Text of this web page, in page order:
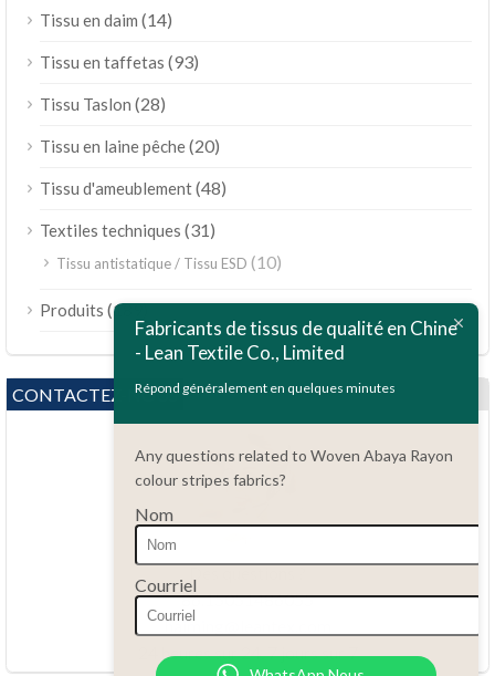
Tissu en daim (14)
Tissu en taffetas (93)
Tissu Taslon (28)
Tissu en laine pêche(20)
Tissu d'ameublement(48)
Textiles techniques (31)
Tissu antistatique / Tissu ESD (10)
Produits (189)
CONTACTEZ-NOUS
Des questions ?
86.15051486055
haiming@leantex.com
24 heures sur 24, 7 jours sur 7
Fabricants de tissus de qualité en Chine
- Lean Textile Co., Limited
Répond généralement en quelques minutes
Any questions related to Woven Abaya Rayon
colour stripes fabrics?
Nom
Courriel
Português do Brasil
Русский
Tiếng Việt
العربية
Bahasa Indonesia
Polski
Bahasa Melayu